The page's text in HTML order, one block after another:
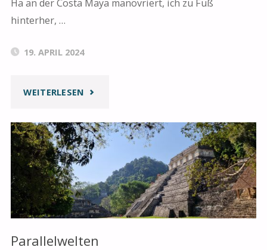
Ha an der Costa Maya manövriert, ich zu Fuß
hinterher, …
19. APRIL 2024
WEITERLESEN "FIFTY
SHADES
OF
BLUE"
Parallelwelten